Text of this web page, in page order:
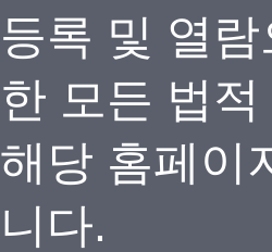
등록 및 열
한 모든 법
해당 홈페이
니다.